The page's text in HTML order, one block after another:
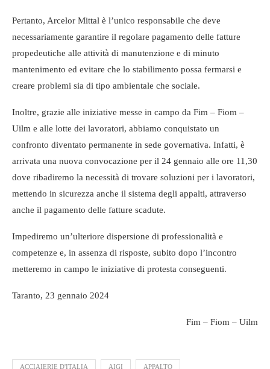
Pertanto, Arcelor Mittal è l’unico responsabile che deve
necessariamente garantire il regolare pagamento delle fatture
propedeutiche alle attività di manutenzione e di minuto
mantenimento ed evitare che lo stabilimento possa fermarsi e
creare problemi sia di tipo ambientale che sociale.
Inoltre, grazie alle iniziative messe in campo da Fim – Fiom –
Uilm e alle lotte dei lavoratori, abbiamo conquistato un
confronto diventato permanente in sede governativa. Infatti, è
arrivata una nuova convocazione per il 24 gennaio alle ore 11,30
dove ribadiremo la necessità di trovare soluzioni per i lavoratori,
mettendo in sicurezza anche il sistema degli appalti, attraverso
anche il pagamento delle fatture scadute.
Impediremo un’ulteriore dispersione di professionalità e
competenze e, in assenza di risposte, subito dopo l’incontro
metteremo in campo le iniziative di protesta conseguenti.
Taranto, 23 gennaio 2024
Fim – Fiom – Uilm
ACCIAIERIE D'ITALIA AIGI APPALTO